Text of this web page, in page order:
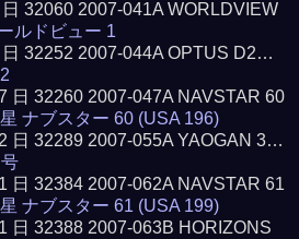
32060 2007-041A WORLDVIEW
ルドビュー 1
32252 2007-044A OPTUS D2…
日 32260 2007-047A NAVSTAR 60
ナブスター 60 (USA 196)
日 32289 2007-055A YAOGAN 3…
日 32384 2007-062A NAVSTAR 61
ナブスター 61 (USA 199)
日 32388 2007-063B HORIZONS